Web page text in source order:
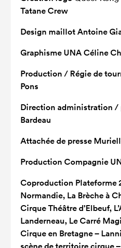
Tatane Crew
Design maillotAntoine
Graphisme UNACéline
Production / Régie de
Pons
Direction administration /
Bardeau
Attachée de presse
Production Compagnie
Coproduction Plateforme
Normandie, La Brèche à
Cirque Théâtre d’Elbeuf,
Landerneau, Le Carré
Cirque en Bretagne –